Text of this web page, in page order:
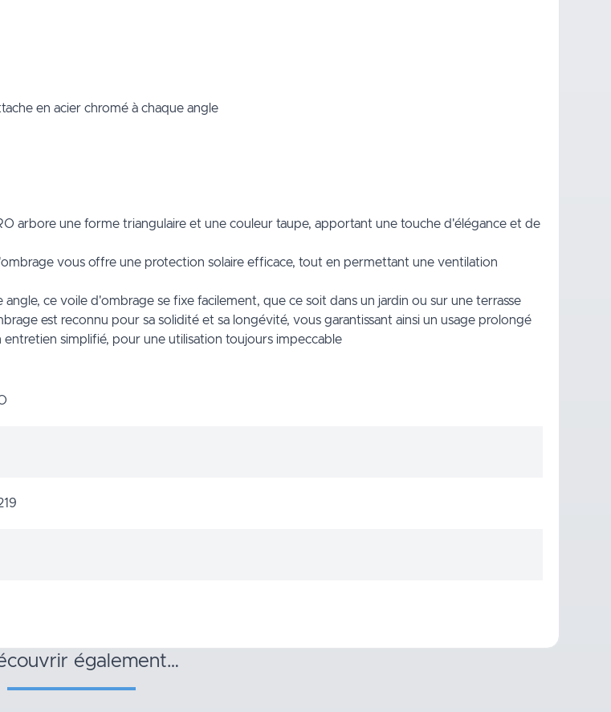
en acier chromé à chaque angle
arbore une forme triangulaire et une couleur taupe, apportant une touche d'élégance et de
vous offre une protection solaire efficace, tout en permettant une ventilation
ce voile d'ombrage se fixe facilement, que ce soit dans un jardin ou sur une terrasse
est reconnu pour sa solidité et sa longévité, vous garantissant ainsi un usage prolongé
entretien simplifié, pour une utilisation toujours impeccable
également…